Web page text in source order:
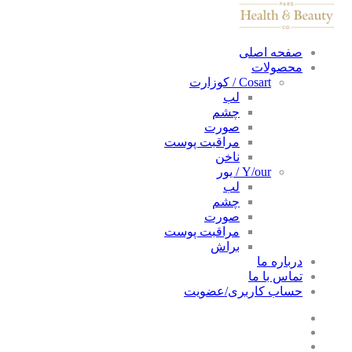
صفحه اصلی
محصولات
Cosart / کوزارت
لب
چشم
صورت
مراقبت پوست
ناخن
Y/our / یور
لب
چشم
صورت
مراقبت پوست
براش
درباره ما
تماس با ما
حساب کاربری/عضویت